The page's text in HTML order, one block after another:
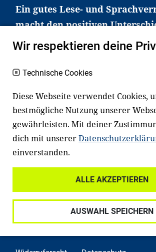
Ein gutes Lese- und
macht den positiven
Es erleichtert den Zugang zu
einem erfolgreichen
Kinder und Jugendliche in
Unser Angebot richtet sich
an Familien sowie an
Lehrer*innen und andere
Fachexpert*innen. Dafür
mit Ministerien,
Einrichtungen, Verbänden,
und anderen Stiftungen
Wir respektieren deine
Technische Cookies
Diese Webseite verwendet Cookies,
bestmögliche Nutzung unserer
gewährleisten. Mit deiner
dich mit unserer
einverstanden.
ALLE AKZEPTIEREN
AUSWAHL SPEICHERN